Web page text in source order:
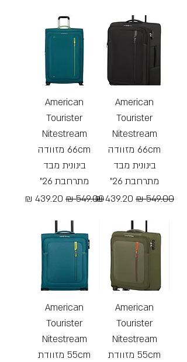
American
Tourister
Nitestream
66cm מזוודה
בינונית מבד
מתרחבת 26"
מחיר רגיל מחיר מבצע
American
Tourister
Nitestream
66cm מזוודה
בינונית מבד
מתרחבת 26"
מחיר רגיל מחיר מבצע
American
Tourister
Nitestream
55cm מזוודת
American
Tourister
Nitestream
55cm מזוודת